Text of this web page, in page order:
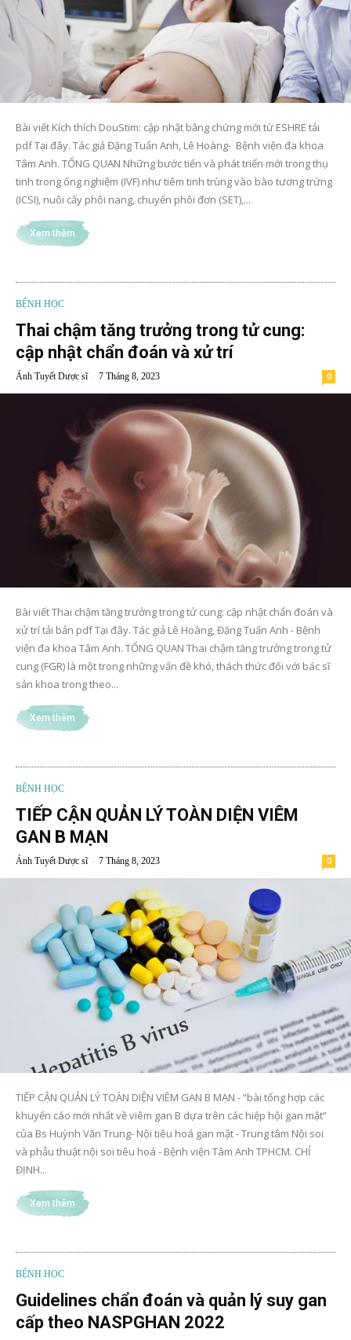
Bài viết Kích thích DouStim: cập nhật bằng chứng mới từ ESHRE tải
pdf Tại đây. Tác giả Đặng Tuấn Anh, Lê Hoàng- Bệnh viện đa khoa
Tâm Anh. TỔNG QUAN Những bước tiến và phát triển mới trong thụ
tinh trong ống nghiệm (IVF) như tiêm tinh trùng vào bào tương trứng
(ICSI), nuôi cấy phôi nang, chuyển phôi đơn (SET),...
Xem thêm
BỆNH HỌC
Thai chậm tăng trưởng trong tử cung:
cập nhật chẩn đoán và xử trí
Ánh Tuyết Dược sĩ - 7 Tháng 8, 2023 0
Bài viết Thai chậm tăng trưởng trong tử cung: cập nhật chẩn đoán và
xử trí tải bản pdf Tại đây. Tác giả Lê Hoàng, Đặng Tuấn Anh - Bệnh
viện đa khoa Tâm Anh. TỔNG QUAN Thai chậm tăng trưởng trong tử
cung (FGR) là một trong những vấn đề khó, thách thức đối với bác sĩ
sản khoa trong theo...
Xem thêm
BỆNH HỌC
TIẾP CẬN QUẢN LÝ TOÀN DIỆN VIÊM
GAN B MẠN
Ánh Tuyết Dược sĩ - 7 Tháng 8, 2023 0
TIẾP CẬN QUẢN LÝ TOÀN DIỆN VIÊM GAN B MẠN - “bài tổng hợp các
khuyến cáo mới nhất về viêm gan B dựa trên các hiệp hội gan mật”
của Bs Huỳnh Văn Trung- Nội tiêu hoá gan mật - Trung tâm Nội soi
và phẫu thuật nội soi tiêu hoá - Bệnh viện Tâm Anh TPHCM. CHỈ
ĐỊNH...
Xem thêm
BỆNH HỌC
Guidelines chẩn đoán và quản lý suy gan
cấp theo NASPGHAN 2022